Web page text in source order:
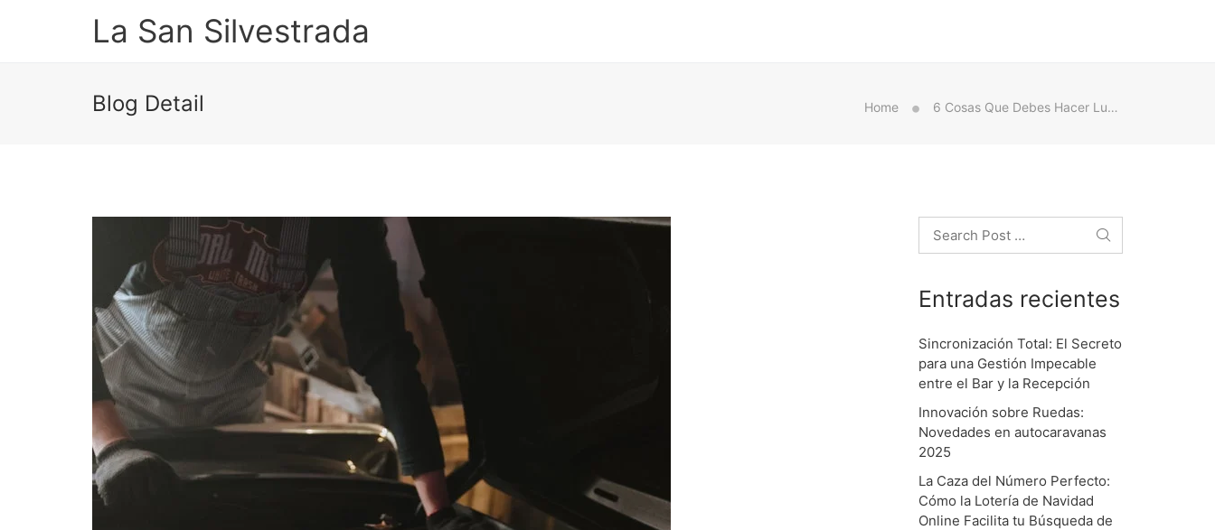
La San Silvestrada
Blog Detail Home 6 Cosas Que Debes Hacer Luego De Comprar Un Coche Usado
Entradas recientes
Sincronización Total: El Secreto
para una Gestión Impecable
entre el Bar y la Recepción
Innovación sobre Ruedas:
Novedades en autocaravanas
2025
La Caza del Número Perfecto:
Cómo la Lotería de Navidad
Online Facilita tu Búsqueda de